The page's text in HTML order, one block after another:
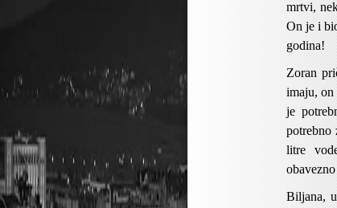
mrtvi,
On je i
godina!
Zoran
imaju, on
je
potrebno
litre
Biljana,